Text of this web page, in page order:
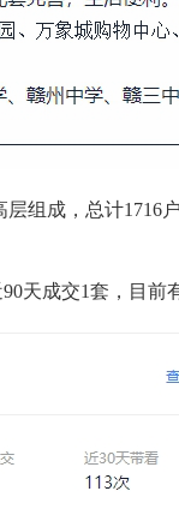
成，总计1716
成交1套，目前